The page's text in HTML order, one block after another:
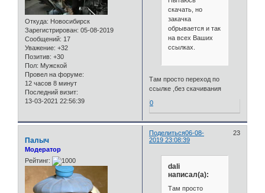
Откуда: Новосибирск
Зарегистрирован: 05-08-2019
Сообщений: 17
Уважение: +32
Позитив: +30
Пол: Мужской
Провел на форуме:
12 часов 8 минут
Последний визит:
13-03-2021 22:56:39
скачать, но
закачка
обрывается и так
на всех Ваших
ссылках.
Там просто переход по
ссылке ,без скачивания
0
Поделиться 23
06-08-
2019 23:08:39
Палыч
Модератор
Рейтинг:
dali
написал(а):
Там просто